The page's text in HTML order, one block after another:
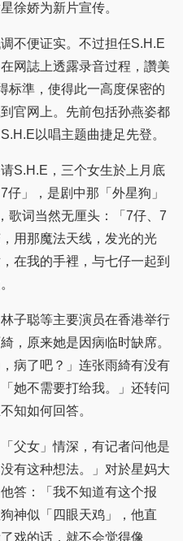
徐娇为新片宣传。
不便证实。不过担任S.H.E
网誌上透露录音过程，讚美
标準，使得此一高度保密的
官网上。先前包括孙燕姿都
以唱主题曲捷足先登。
S.H.E，三个女生於上月底
」，是剧中那「外星狗」
歌词当然无厘头：「7仔、7
用那魔法天线，发光的光
在我的手裡，与七仔一起到
子聪等主要演员在香港举行
，原来她是因病临时缺席。
病了吧？」连张雨綺有没有
她不需要打给我。」还转问
知如何回答。
父女」情深，有记者问他是
有这种想法。」对於星妈大
答：「我不知道有这个报
神似「四眼天鸡」，他直
戏的话，就不会觉得像